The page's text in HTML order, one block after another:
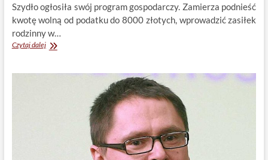
Szydło ogłosiła swój program gospodarczy. Zamierza podnieść
kwotę wolną od podatku do 8000 złotych, wprowadzić zasiłek
rodzinny w…
Czytaj dalejBeata